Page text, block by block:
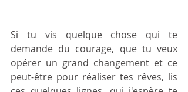
Si tu vis quelque chose qui te
demande du courage, que tu veux
opérer un grand changement et ce
peut-être pour réaliser tes rêves, lis